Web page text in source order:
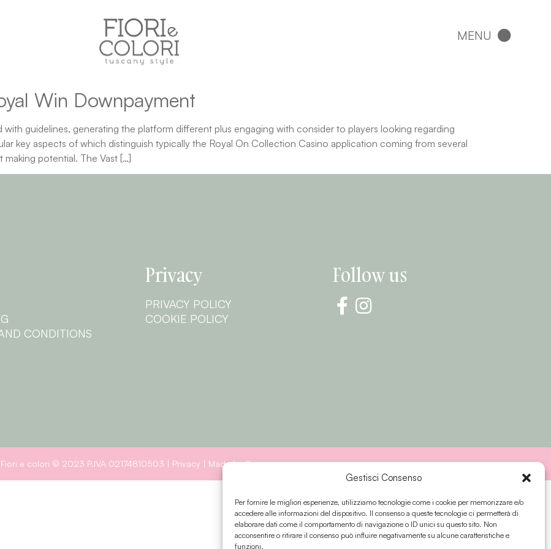
Gestisci Consenso
Per fornire le migliori esperienze, utilizziamo tecnologie come i cookie per memorizzare e/o
accedere alle informazioni del dispositivo. Il consenso a queste tecnologie ci permetterà di
elaborare dati come il comportamento di navigazione o ID unici su questo sito. Non
acconsentire o ritirare il consenso può influire negativamente su alcune caratteristiche e
funzioni.
Win Downpayment
with guidelines, generating the platform different plus engaging with consider to players looking regarding
key aspects of which distinguish typically the Royal On Collection Casino application coming from several
potential. The Vast […]
CONDITIONS
Privacy
PRIVACY POLICY
COOKIE POLICY
Follow us
Fiori e colori © 2023 P.IVA 02174810503 | Privacy | Made by Sinapps